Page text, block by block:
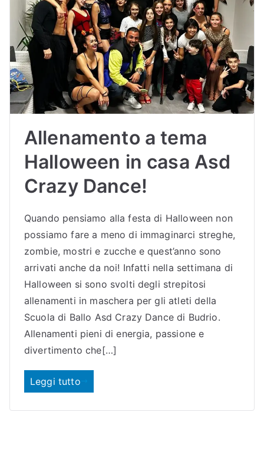
Sc
uol
a
di
lo
dri
o
Allenamento a tema
Halloween in casa Asd
Crazy Dance!
Quando pensiamo alla festa di Halloween non
possiamo fare a meno di immaginarci streghe,
zombie, mostri e zucche e quest’anno sono
arrivati anche da noi! Infatti nella settimana di
Halloween si sono svolti degli strepitosi
allenamenti in maschera per gli atleti della
Scuola di Ballo Asd Crazy Dance di Budrio.
Allenamenti pieni di energia, passione e
divertimento che[…]
Leggi tutto